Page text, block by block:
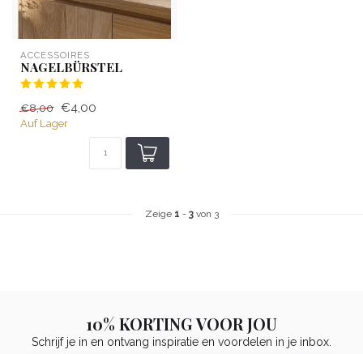
ACCESSOIRES
NAGELBÜRSTEL
€8,00 €4,00
Auf Lager
Zeige 1 - 3von 3
10% KORTING VOOR JOU
Schrijf je in en ontvang inspiratie en voordelen in je inbox.